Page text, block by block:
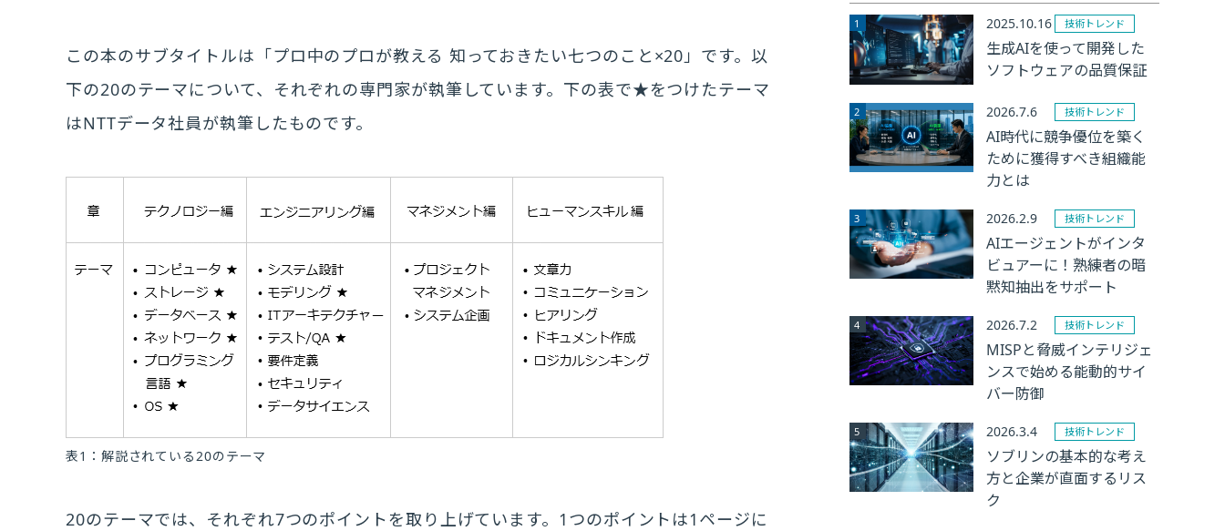
この本のサブタイトルは「プロ中のプロが教える 知っておきたい七つのこと×20」です。以
下の20のテーマについて、それぞれの専門家が執筆しています。下の表で★をつけたテーマ
はNTTデータ社員が執筆したものです。
表1：解説されている20のテーマ
20のテーマでは、それぞれ7つのポイントを取り上げています。1つのポイントは1ページに
2025.10.16
技術トレンド
生成AIを使って開発した
ソフトウェアの品質保証
2026.7.6 技術トレンド
AI時代に競争優位を築く
ために獲得すべき組織能
力とは
2026.2.9 技術トレンド
AIエージェントがインタ
ビュアーに！熟練者の暗
黙知抽出をサポート
2026.7.2 技術トレンド
MISPと脅威インテリジェ
ンスで始める能動的サイ
バー防御
2026.3.4 技術トレンド
ソブリンの基本的な考え
方と企業が直面するリス
ク